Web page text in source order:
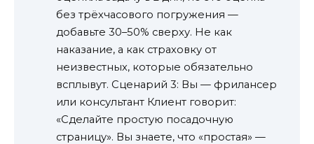
без трёхчасового погружения —
добавьте 30–50% сверху. Не как
наказание, а как страховку от
неизвестных, которые обязательно
всплывут. Сценарий 3: Вы — фрилансер
или консультант Клиент говорит:
«Сделайте простую посадочную
страницу». Вы знаете, что «простая» —